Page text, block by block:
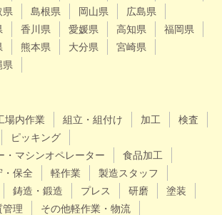
県 島根県 岡山県
広島県
香川県 愛媛県 高知県
福岡県
熊本県 大分県
宮崎県
県
場内作業 組立・組付け 加工
検査
ピッキング
・マシンオペレーター
食品加工
・保全 軽作業
製造スタッフ
鋳造・鍛造 プレス 研磨
塗装
管理
その他軽作業・物流